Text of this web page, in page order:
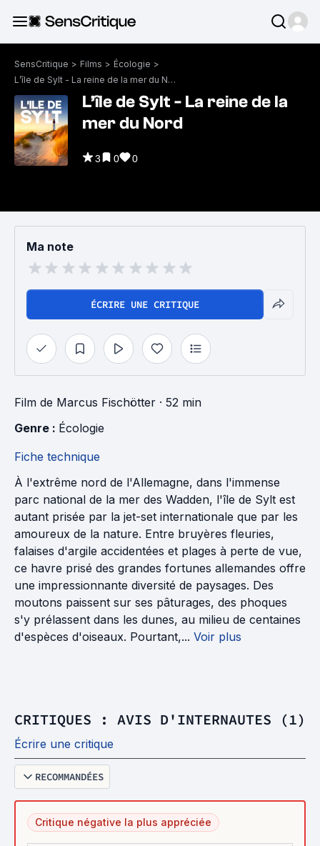
SensCritique > Films > Écologie >
L’île de Sylt - La reine de la mer du Nord
L’île de Sylt - La reine de la
mer du Nord
3 0 0
Ma note
ÉCRIRE UNE CRITIQUE
Film de Marcus Fischötter · 52 min
Genre : Écologie
Fiche technique
À l'extrême nord de l'Allemagne, dans l'immense
parc national de la mer des Wadden, l'île de Sylt est
autant prisée par la jet-set internationale que par les
amoureux de la nature. Entre bruyères fleuries,
falaises d'argile accidentées et plages à perte de vue,
ce havre prisé des grandes fortunes allemandes offre
une impressionnante diversité de paysages. Des
moutons paissent sur ses pâturages, des phoques
s'y prélassent dans les dunes, au milieu de centaines
d'espèces d'oiseaux. Pourtant,... Voir plus
CRITIQUES : AVIS D'INTERNAUTES (1)
Écrire une critique
RECOMMANDÉES
Critique négative la plus appréciée